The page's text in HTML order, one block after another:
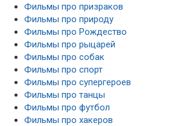
Фильмы про призраков
Фильмы про природу
Фильмы про Рождество
Фильмы про рыцарей
Фильмы про собак
Фильмы про спорт
Фильмы про супергероев
Фильмы про танцы
Фильмы про футбол
Фильмы про хакеров